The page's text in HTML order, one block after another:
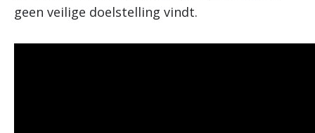
geen veilige doelstelling vindt.